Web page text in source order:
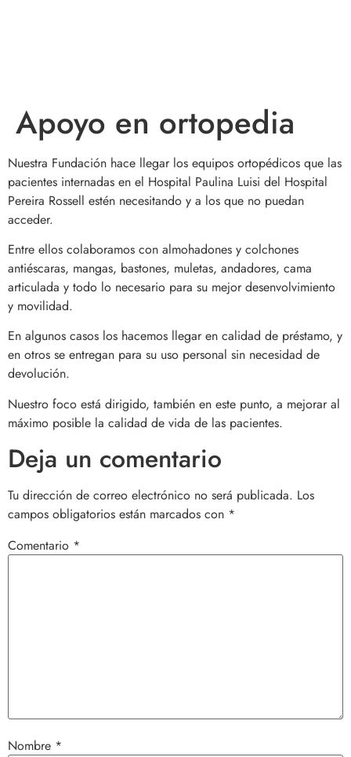
Apoyo en ortopedia
Nuestra Fundación hace llegar los equipos ortopédicos que las
pacientes internadas en el Hospital Paulina Luisi del Hospital
Pereira Rossell estén necesitando y a los que no puedan
acceder.
Entre ellos colaboramos con almohadones y colchones
antiéscaras, mangas, bastones, muletas, andadores, cama
articulada y todo lo necesario para su mejor desenvolvimiento
y movilidad.
En algunos casos los hacemos llegar en calidad de préstamo, y
en otros se entregan para su uso personal sin necesidad de
devolución.
Nuestro foco está dirigido, también en este punto, a mejorar al
máximo posible la calidad de vida de las pacientes.
Deja un comentario
Tu dirección de correo electrónico no será publicada. Los
campos obligatorios están marcados con *
Comentario *
Nombre *